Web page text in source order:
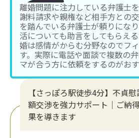
離婚問題に注力している弁護士
謝料請求や親権など相手方との
を踏んでいる弁護士が頼りにな
活についても助言をしてもらえ
婚は感情がからむ分野なのでフ
す。実際に電話や面談で複数の
マが合う方に依頼をするのがおす
【さっぽろ駅徒歩4分】不貞
額交渉を強力サポート｜ご納
果を導きます